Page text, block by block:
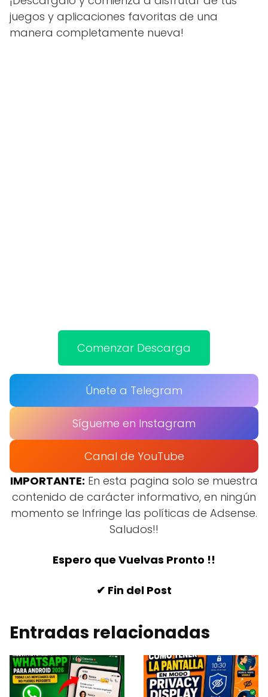
juegos y aplicaciones favoritas de una
manera completamente nueva!
Comenzar Descarga
Únete a Telegram
Sígueme en Instagram
Canal de YouTube
IMPORTANTE: En esta pagina solo se muestra
contenido de carácter informativo, en ningún
momento se Infringe las políticas de Adsense.
Saludos!!
Espero que Vuelvas Pronto !!
✔ Fin del Post
Entradas relacionadas